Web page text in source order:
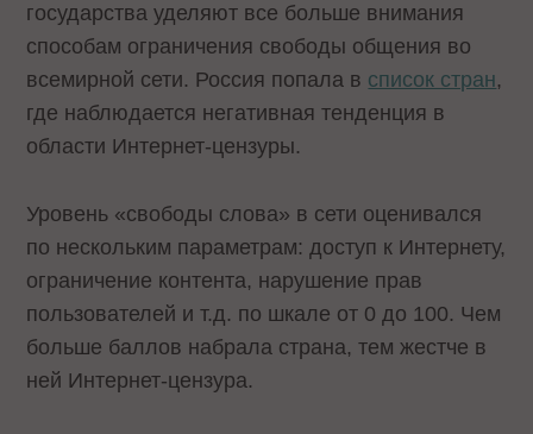
государства уделяют все больше внимания
способам ограничения свободы общения во
всемирной сети. Россия попала в список стран,
где наблюдается негативная тенденция в
области Интернет-цензуры.
Уровень «свободы слова» в сети оценивался
по нескольким параметрам: доступ к Интернету,
ограничение контента, нарушение прав
пользователей и т.д. по шкале от 0 до 100. Чем
больше баллов набрала страна, тем жестче в
ней Интернет-цензура.